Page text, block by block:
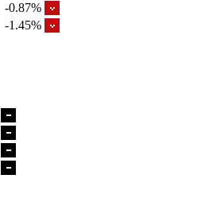
-0.87%
-1.45%